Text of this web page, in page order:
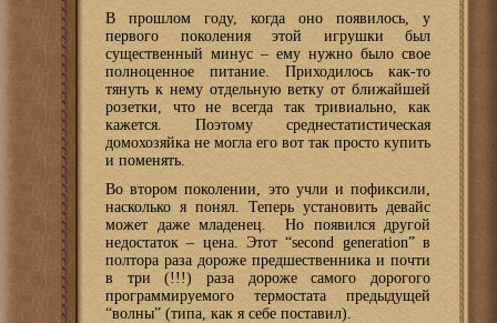
В прошлом году, когда оно появилось, у
первого поколения этой игрушки был
существенный минус – ему нужно было свое
полноценное питание. Приходилось как-то
тянуть к нему отдельную ветку от ближайшей
розетки, что не всегда так тривиально, как
кажется. Поэтому среднестатистическая
домохозяйка не могла его вот так просто купить
и поменять.
Во втором поколении, это учли и пофиксили,
насколько я понял. Теперь установить девайс
может даже младенец. Но появился другой
недостаток – цена. Этот “second generation” в
полтора раза дороже предшественника и почти
в три (!!!) раза дороже самого дорогого
программируемого термостата предыдущей
“волны” (типа, как я себе поставил).